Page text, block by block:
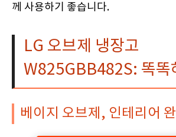
께 사용하기 좋습니다.
LG 오브제 냉장고
W825GBB482S: 똑똑
베이지 오브제, 인테리어